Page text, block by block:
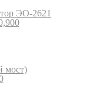
ЭО-2621
мост)